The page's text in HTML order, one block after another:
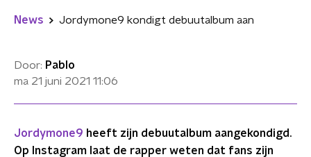
News Jordymone9 kondigt debuutalbum aan
Door: Pablo
ma 21 juni 2021 11:06
Jordymone9 heeft zijn debuutalbum aangekondigd.
Op Instagram laat de rapper weten dat fans zijn